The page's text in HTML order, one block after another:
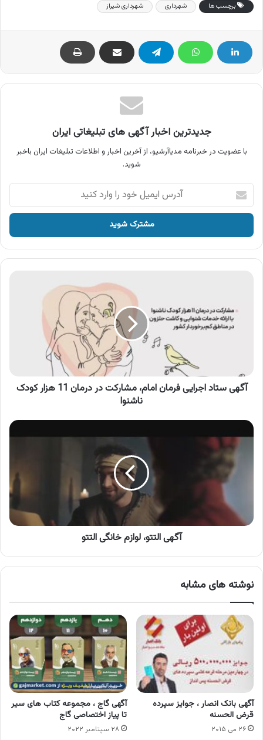
برچسب ها شهرداری شهرداری شیراز
جدیدترین اخبار آگهی های تبلیغاتی ایران
با عضویت در خبرنامه مدیاآرشیو، از آخرین اخبار و اطلاعات تبلیغات ایران باخبر
شوید.
آدرس
ایمیل
خود
وارد
کنید
فرمان
11
هزار
آگهی ستاد اجرایی فرمان امام، مشارکت در درمان 11 هزار کودک
ناشنوا
آگهی
التتو،
آگهی التتو، لوازم خانگی التتو
نوشته های مشابه
آگهی بانک انصار ، جوایز سپرده
قرض الحسنه
۲۶ می ۲۰۱۵
آگهی گاج ، مجموعه کتاب های سیر
تا پیاز اختصاصی گاج
۲۸ سپتامبر ۲۰۲۲